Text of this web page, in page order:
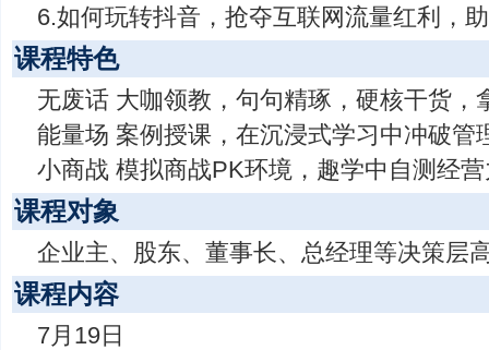
6.如何玩转抖音，抢夺互联网流量红利，
课程特色
无废话 大咖领教，句句精琢，硬核干货，
能量场 案例授课，在沉浸式学习中冲破管
小商战 模拟商战PK环境，趣学中自测经
课程对象
企业主、股东、董事长、总经理等决策层
课程内容
7月19日